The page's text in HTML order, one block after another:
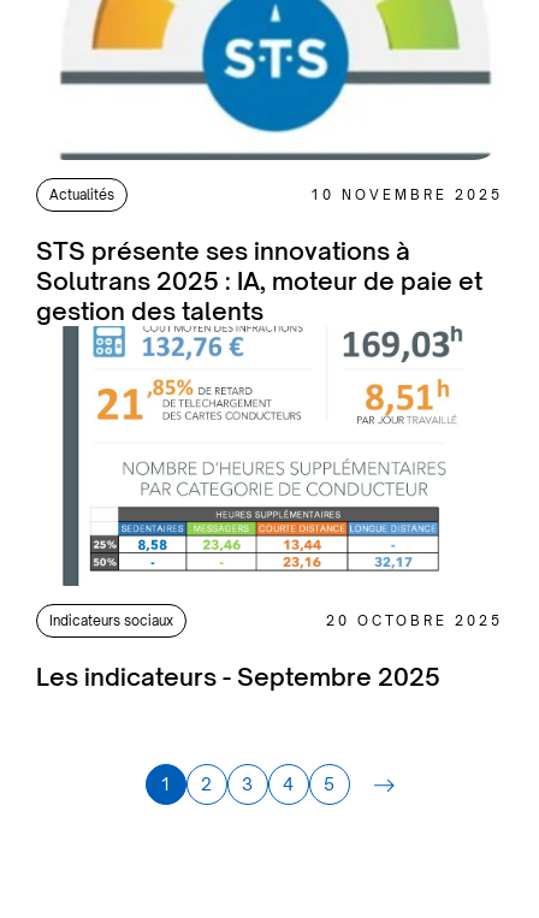
Actualités 10 NOVEMBRE 2025
STS présente ses innovations à
Solutrans 2025 : IA, moteur de paie et
gestion des talents
Indicateurs sociaux 20 OCTOBRE 2025
Les indicateurs - Septembre 2025
1 2 3 4 5